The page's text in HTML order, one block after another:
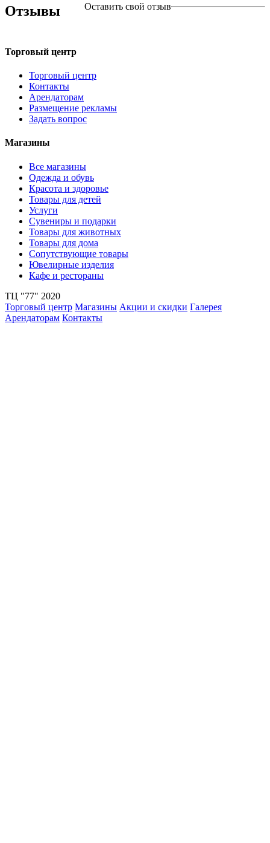
Отзывы Оставить свой отзыв
Торговый центр
Торговый центр
Контакты
Арендаторам
Размещение рекламы
Задать вопрос
Магазины
Все магазины
Одежда и обувь
Красота и здоровье
Товары для детей
Услуги
Сувениры и подарки
Товары для животных
Товары для дома
Сопутствующие товары
Ювелирные изделия
Кафе и рестораны
ТЦ "77" 2020
Торговый центр Магазины Акции и скидки Галерея
Арендаторам Контакты